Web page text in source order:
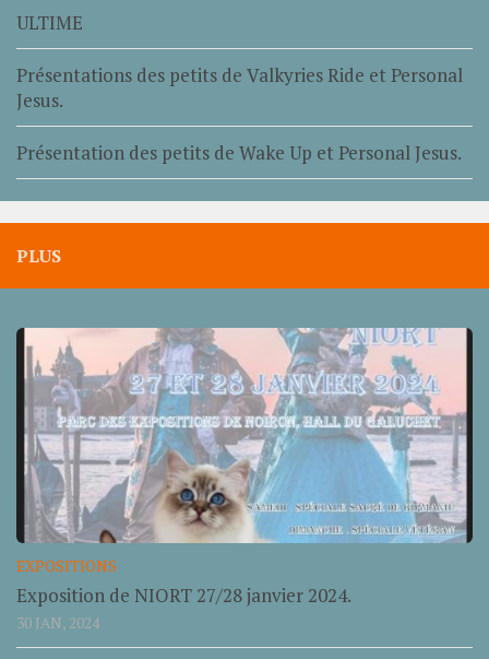
ULTIME
Présentations des petits de Valkyries Ride et Personal
Jesus.
Présentation des petits de Wake Up et Personal Jesus.
PLUS
EXPOSITIONS
Exposition de NIORT 27/28 janvier 2024.
30 JAN, 2024